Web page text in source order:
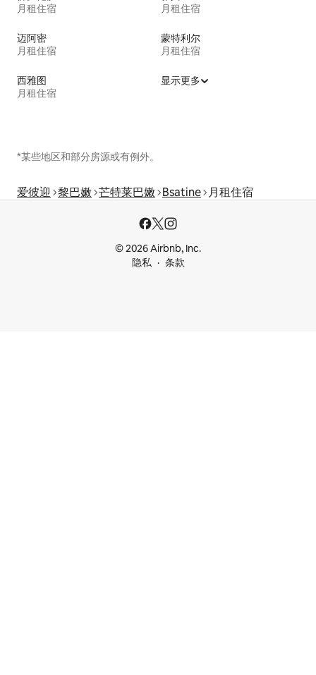
月租住宿
月租住宿
迈阿密
月租住宿
蒙特利尔
月租住宿
西雅图
月租住宿
显示更多
*某些地区和部分房源或有例外。
爱彼迎 黎巴嫩 芒特莱巴嫩 Bsatine 月租住宿
© 2026 Airbnb, Inc.
隐私
条款